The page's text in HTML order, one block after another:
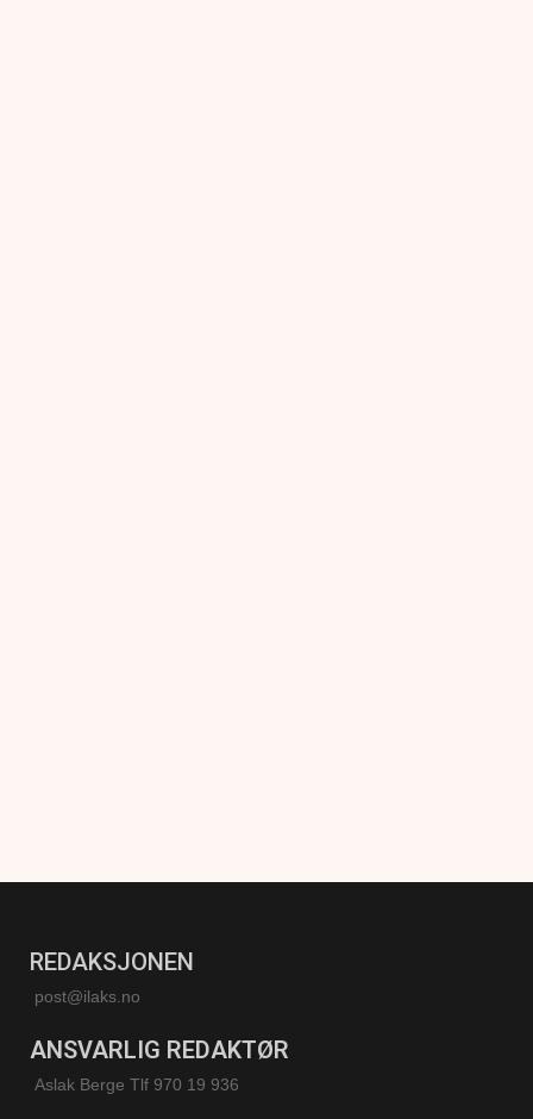
REDAKSJONEN
post@ilaks.no
ANSVARLIG REDAKTØR
Aslak Berge Tlf 970 19 936